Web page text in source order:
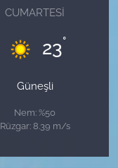
CUMARTESI
23°
Güneşli
Nem: %50
Rüzgar: 8.39 m/s